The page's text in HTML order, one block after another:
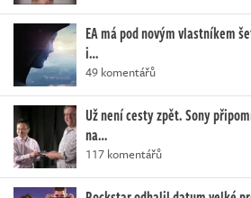
EA má pod novým vlastníkem
i…
49 komentářů
Už není cesty zpět. Sony
na…
117 komentářů